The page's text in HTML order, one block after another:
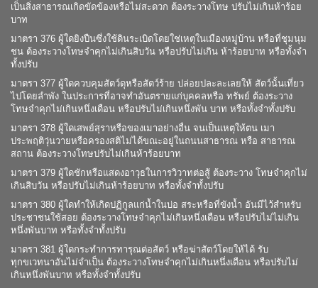
เป็นสิ่งสาธารณเกิดขัดข้องหรือไม่สะดวก ต้องระวางโทษ ปรับไม่เกินห้าร้อย
บาท
มาตรา 376 ผู้ใดยิงปืนซึ่งใช้ดินระเบิดโดยใช่เหตุในเมืองหมู่บ้าน หรือที่ชุมนุม
ชน ต้องระวางโทษจำคุกไม่เกินสิบวัน หรือปรับไม่เกิน ห้าร้อยบาท หรือทั้งจำ
ทั้งปรับ
มาตรา 377 ผู้ใดควบคุมสัตว์ดุหรือสัตว์ร้าย ปล่อยปละละเลยให้ สัตว์นั้นเที่ยว
ไปโดยลำพัง ในประการที่อาจทำอันตรายแก่บุคคลหรือ ทรัพย์ ต้องระวาง
โทษจำคุกไม่เกินหนึ่งเดือน หรือปรับไม่เกินหนึ่งพัน บาท หรือทั้งจำทั้งปรับ
มาตรา 378 ผู้ใดเสพย์สุราหรือของเมาอย่างอื่น จนเป็นเหตุให้ตน เมา
ประพฤติวุ่นวายหรือครองสติไม่ได้ขณะอยู่ในถนนสาธารณ หรือ สาธารณ
สถาน ต้องระวางโทษปรับไม่เกินห้าร้อยบาท
มาตรา 379 ผู้ใดชักหรือแสดงอาวุธในการวิวาทต่อสู้ ต้องระวาง โทษจำคุกไม่
เกินสิบวัน หรือปรับไม่เกินห้าร้อยบาท หรือทั้งจำทั้งปรับ
มาตรา 380 ผู้ใดทำให้เกิดปฏิกูลแก่น้ำในบ่อ สระหรือที่ขังน้ำ อันมีไว้สำหรับ
ประชาชนใช้สอย ต้องระวางโทษจำคุกไม่เกินหนึ่งเดือน หรือปรับไม่ไม่เกิน
หนึ่งพันบาท หรือทั้งจำทั้งปรับ
มาตรา 381 ผู้ใดกระทำการทารุณต่อสัตว์ หรือฆ่าสัตว์โดยให้ได้ รับ
ทุกขเวทนาอันไม่จำเป็น ต้องระวางโทษจำคุกไม่เกินหนึ่งเดือน หรือปรับไม่
เกินหนึ่งพันบาท หรือทั้งจำทั้งปรับ